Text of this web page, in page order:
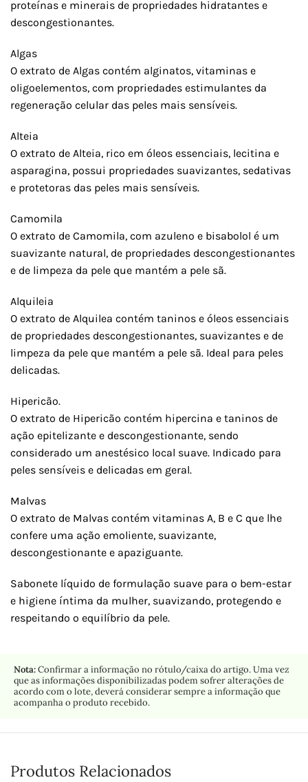
proteínas e minerais de propriedades hidratantes e
descongestionantes.
Algas
O extrato de Algas contém alginatos, vitaminas e
oligoelementos, com propriedades estimulantes da
regeneração celular das peles mais sensíveis.
Alteia
O extrato de Alteia, rico em óleos essenciais, lecitina e
asparagina, possui propriedades suavizantes, sedativas
e protetoras das peles mais sensíveis.
Camomila
O extrato de Camomila, com azuleno e bisabolol é um
suavizante natural, de propriedades descongestionantes
e de limpeza da pele que mantém a pele sã.
Alquileia
O extrato de Alquilea contém taninos e óleos essenciais
de propriedades descongestionantes, suavizantes e de
limpeza da pele que mantém a pele sã. Ideal para peles
delicadas.
Hipericão.
O extrato de Hipericão contém hipercina e taninos de
ação epitelizante e descongestionante, sendo
considerado um anestésico local suave. Indicado para
peles sensíveis e delicadas em geral.
Malvas
O extrato de Malvas contém vitaminas A, B e C que lhe
confere uma ação emoliente, suavizante,
descongestionante e apaziguante.
Sabonete líquido de formulação suave para o bem-estar
e higiene íntima da mulher, suavizando, protegendo e
respeitando o equilíbrio da pele.
Nota:Confirmar a informação no rótulo/caixa do artigo. Uma vez
que as informações disponibilizadas podem sofrer alterações de
acordo com o lote, deverá considerar sempre a informação que
acompanha o produto recebido.
Produtos Relacionados